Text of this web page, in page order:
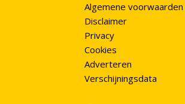
Algemene voorwaarden
Disclaimer
Privacy
Cookies
Adverteren
Verschijningsdata